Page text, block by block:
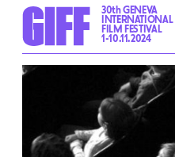
30th GENEVA
INTERNATIONAL
FILM FESTIVAL
1-10.11.2024